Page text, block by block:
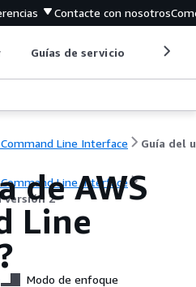
Contacte con nosotros
Guías de servicio
Command Line Interface
Command Line Interface
versión 2
de AWS
Line
Modo de enfoque